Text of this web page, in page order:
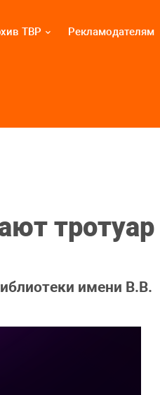
ТВР Рекламодателям
тротуар
имени В.В.